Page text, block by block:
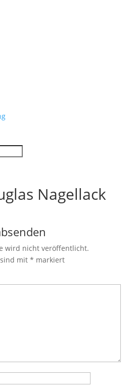
Nagellack
wird nicht veröffentlicht.
mit * markiert